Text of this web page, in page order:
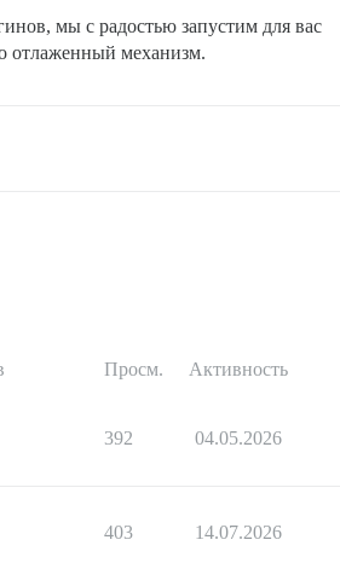
мы с радостью запустим для вас
отлаженный механизм.
Просм. Активность
392 04.05.2026
403 14.07.2026